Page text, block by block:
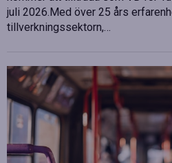
juli 2026.Med över 25 års
tillverkningssektorn,…